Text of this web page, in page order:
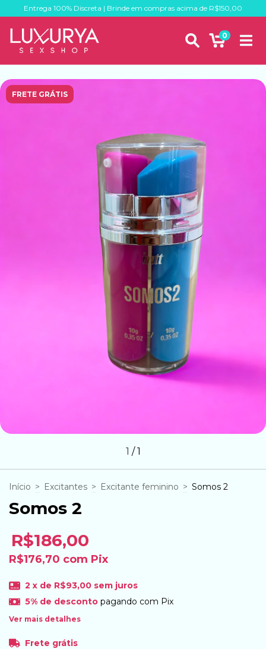
Entrega 100% Discreta | Brinde em compras acima de R$150,00
0
FRETE GRÁTIS
1 /1
Início > Excitantes > Excitante feminino > Somos 2
Somos 2
R$186,00
R$176,70 com Pix
2 x de R$93,00 sem juros
5% de descontopagando com Pix
Ver mais detalhes
Frete grátis